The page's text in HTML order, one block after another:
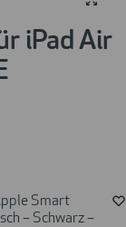
iPad Air
Smart
– Schwarz –